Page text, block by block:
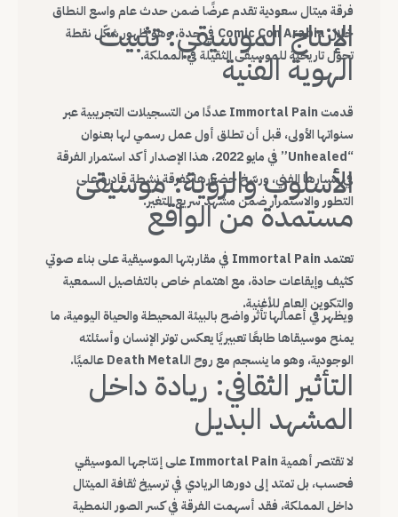
فرقة ميتال سعودية تقدم عرضًا ضمن حدث عام واسع النطاق
خلال Comic Con Arabia في جدة، وهو ظهور شكّل نقطة
تحول تاريخية للموسيقى الثقيلة في المملكة.
الإنتاج الموسيقي: تثبيت
الهوية الفنية
قدمت Immortal Pain عددًا من التسجيلات التجريبية عبر
سنواتها الأولى، قبل أن تطلق أول عمل رسمي لها بعنوان
“Unhealed” في مايو 2022، هذا الإصدار أكد استمرار الفرقة
في مسارها الفني، ورسّخ حضورها كفرقة نشطة قادرة على
التطور والاستمرار ضمن مشهد سريع التغير.
الأسلوب والرؤية: موسيقى
مستمدة من الواقع
تعتمد Immortal Pain في مقاربتها الموسيقية على بناء صوتي
كثيف وإيقاعات حادة، مع اهتمام خاص بالتفاصيل السمعية
والتكوين العام للأغنية.
ويظهر في أعمالها تأثر واضح بالبيئة المحيطة والحياة اليومية، ما
يمنح موسيقاها طابعًا تعبيريًا يعكس توتر الإنسان وأسئلته
الوجودية، وهو ما ينسجم مع روح الـDeath Metal عالميًا.
التأثير الثقافي: ريادة داخل
المشهد البديل
لا تقتصر أهمية Immortal Pain على إنتاجها الموسيقي
فحسب، بل تمتد إلى دورها الريادي في ترسيخ ثقافة الميتال
داخل المملكة، فقد أسهمت الفرقة في كسر الصور النمطية